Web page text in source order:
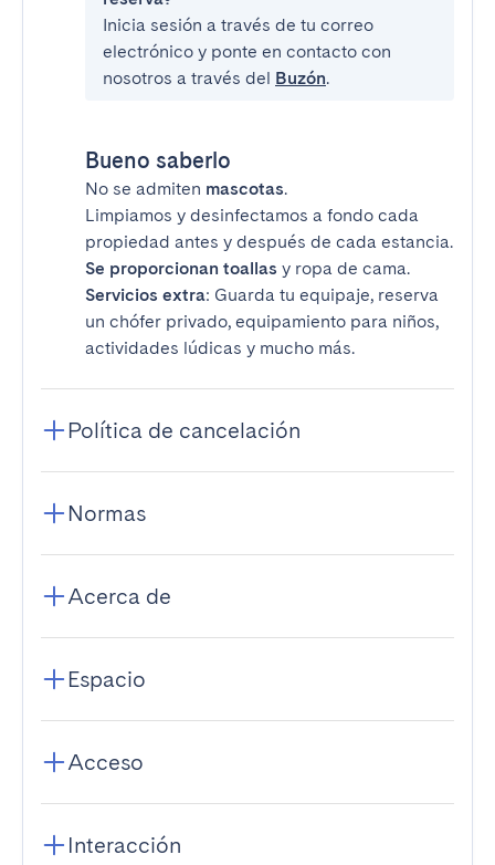
Inicia sesión a través de tu correo
electrónico y ponte en contacto con
nosotros a través del Buzón.
Bueno saberlo
No se admiten mascotas.
Limpiamos y desinfectamos a fondo cada
propiedad antes y después de cada estancia.
Se proporcionan toallas y ropa de cama.
Servicios extra: Guarda tu equipaje, reserva
un chófer privado, equipamiento para niños,
actividades lúdicas y mucho más.
Política de cancelación
Normas
Acerca de
Espacio
Acceso
Interacción